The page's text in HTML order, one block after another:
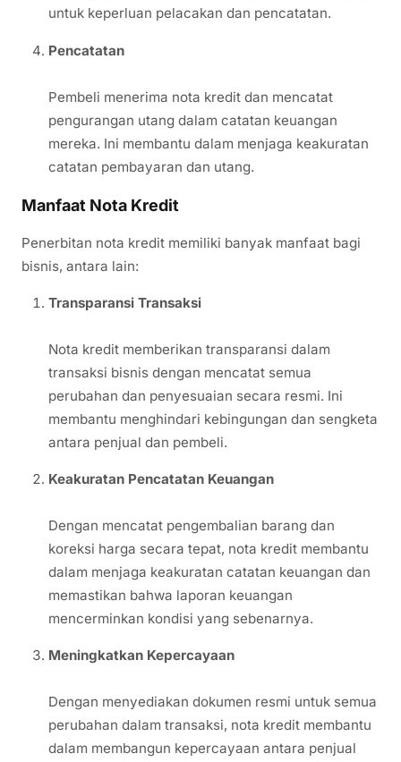
untuk keperluan pelacakan dan pencatatan.
Pencatatan
Pembeli menerima nota kredit dan mencatat
pengurangan utang dalam catatan keuangan
mereka. Ini membantu dalam menjaga keakuratan
catatan pembayaran dan utang.
Manfaat Nota Kredit
Penerbitan nota kredit memiliki banyak manfaat bagi
bisnis, antara lain:
Transparansi Transaksi
Nota kredit memberikan transparansi dalam
transaksi bisnis dengan mencatat semua
perubahan dan penyesuaian secara resmi. Ini
membantu menghindari kebingungan dan sengketa
antara penjual dan pembeli.
Keakuratan Pencatatan Keuangan
Dengan mencatat pengembalian barang dan
koreksi harga secara tepat, nota kredit membantu
dalam menjaga keakuratan catatan keuangan dan
memastikan bahwa laporan keuangan
mencerminkan kondisi yang sebenarnya.
Meningkatkan Kepercayaan
Dengan menyediakan dokumen resmi untuk semua
perubahan dalam transaksi, nota kredit membantu
dalam membangun kepercayaan antara penjual